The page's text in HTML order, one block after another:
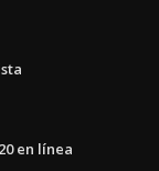
en línea